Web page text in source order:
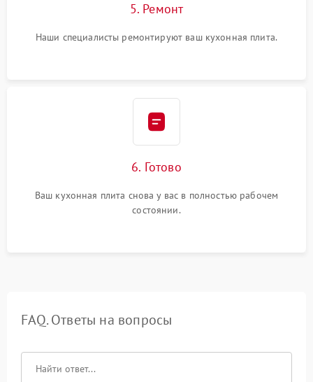
5. Ремонт
Наши специалисты ремонтируют ваш кухонная плита.
6. Готово
Ваш кухонная плита снова у вас в полностью рабочем
состоянии.
FAQ. Ответы на вопросы